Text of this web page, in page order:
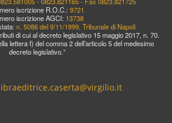
iscrizione R.O.C.: 9721
iscrizione AGCI: 13738
n. 5086 del 9/11/1999, Tribunale di Napoli
di cui al decreto legislativo 15 maggio 2017, n. 70.
lettera f) del comma 2 dell’articolo 5 del medesimo
decreto legislativo.”